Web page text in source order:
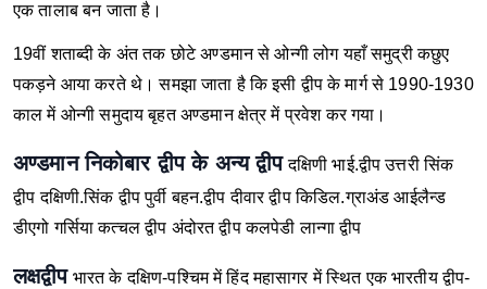
एक तालाब बन जाता है।
19वीं शताब्दी के अंत तक छोटे अण्डमान से ओन्गी लोग यहाँ समुद्री कछुए
पकड़ने आया करते थे। समझा जाता है कि इसी द्वीप के मार्ग से 1990-1930
काल में ओन्गी समुदाय बृहत अण्डमान क्षेत्र में प्रवेश कर गया।
अण्डमान निकोबार द्वीप के अन्य द्वीप दक्षिणी भाई.द्वीप उत्तरी सिंक
द्वीप दक्षिणी.सिंक द्वीप पुर्वी बहन.द्वीप दीवार द्वीप किडिल.ग्राअंड आईलैन्ड
डीएगो गर्सिया कत्चल द्वीप अंदोरत द्वीप कलपेडी लान्गा द्वीप
लक्षद्वीप भारत के दक्षिण-पश्चिम में हिंद महासागर में स्थित एक भारतीय द्वीप-